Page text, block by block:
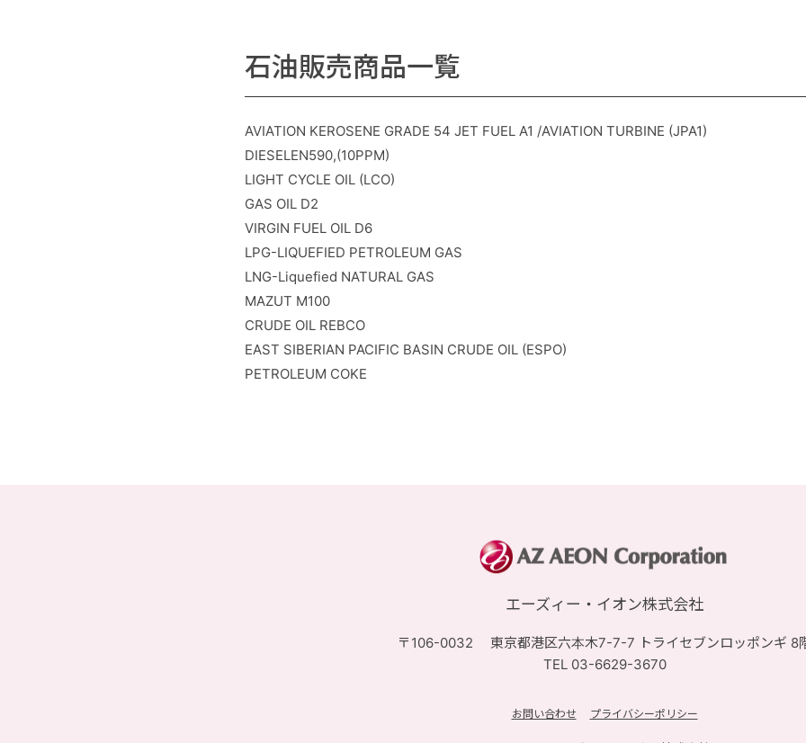
石油販売商品一覧
AVIATION KEROSENE GRADE 54 JET FUEL A1 /AVIATION TURBINE (JPA1)
DIESELEN590,(10PPM)
LIGHT CYCLE OIL (LCO)
GAS OIL D2
VIRGIN FUEL OIL D6
LPG-LIQUEFIED PETROLEUM GAS
LNG-Liquefied NATURAL GAS
MAZUT M100
CRUDE OIL REBCO
EAST SIBERIAN PACIFIC BASIN CRUDE OIL (ESPO)
PETROLEUM COKE
エーズィー・イオン株式会社
〒106-0032 東京都港区六本木7-7-7 トライセブンロッポンギ 8
TEL 03-6629-3670
お問い合わせ プライバシーポリシー